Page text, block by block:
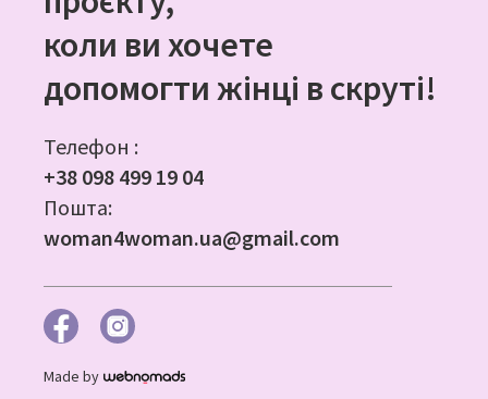
коли ви хочете
допомогти жінці в скруті!
Телефон :
+38 098 499 19 04
Пошта:
woman4woman.ua@gmail.com
Made by